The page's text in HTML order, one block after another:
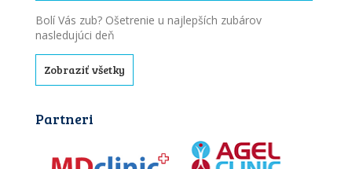
Bolí Vás zub? Ošetrenie u najlepších zubárov
nasledujúci deň
Zobraziť všetky
Partneri